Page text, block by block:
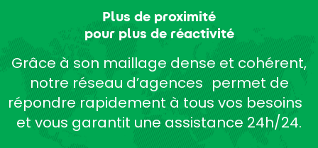
Plus de proximité
pour plus de réactivité
Grâce à son maillage dense et cohérent,
notre réseau d’agences permet de
répondre rapidement à tous vos besoins
et vous garantit une assistance 24h/24.